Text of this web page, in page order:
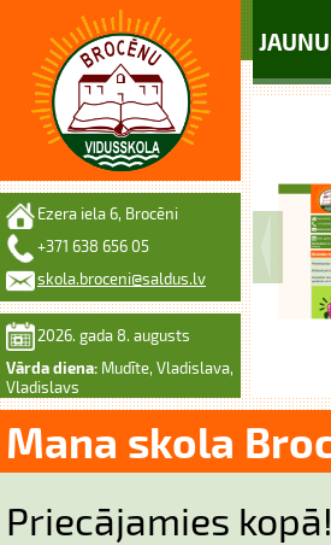
Ezera iela 6, Brocēni
+371 638 656 05
skola.broceni@saldus.lv
2026. gada 8. augusts
Vārda diena: Mudīte, Vladislava,
Vladislavs
Mana skola
Priecājamies kopā!